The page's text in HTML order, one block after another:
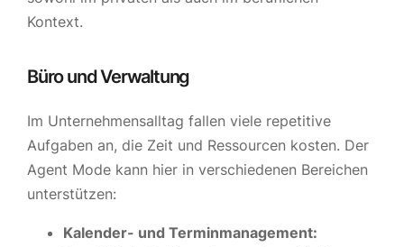
Kontext.
Büro und Verwaltung
Im Unternehmensalltag fallen viele repetitive
Aufgaben an, die Zeit und Ressourcen kosten. Der
Agent Mode kann hier in verschiedenen Bereichen
unterstützen:
Kalender- und Terminmanagement: